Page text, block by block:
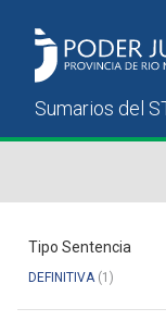
Sumarios del STJ
Tipo Sentencia
DEFINITIVA(1)